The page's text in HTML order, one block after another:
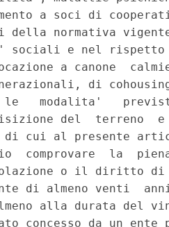
a soci di
della normativa
sociali e nel rispetto
a canone
di
le   modalita'
del  terreno
di cui al presente
comprovare  la
o il diritto di
di almeno venti
alla durata del
concesso da un